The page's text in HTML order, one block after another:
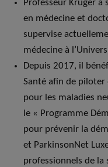
Professeur Krüger a
en médecine et
supervise
médecine à
Depuis 2017, il
Santé afin de piloter
pour les maladies
le « Programme
pour prévenir la
et ParkinsonNet
professionnels de la